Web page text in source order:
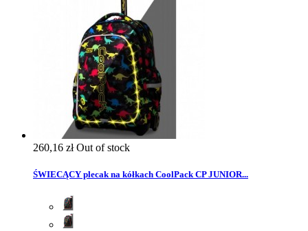
260,16 złOut of stock
ŚWIECĄCY plecak na kółkach CoolPack CP JUNIOR...